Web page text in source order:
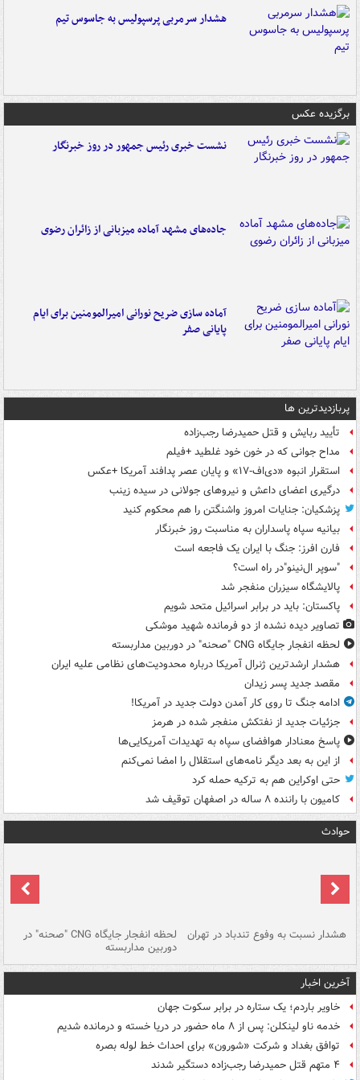
هشدار سرمربی پرسپولیس به جاسوس تیم
برگزیده عکس
نشست خبری رئیس جمهور در روز خبرنگار
جاده‌های مشهد آماده میزبانی از زائران رضوی
آماده سازی ضریح نورانی امیرالمومنین برای ایام
پایانی صفر
پربازدیدترین ها
تأیید ربایش و قتل حمیدرضا رجب‌زاده
مداح جوانی که در خون خود غلطید +فیلم
استقرار انبوه «دی‌اف‑۱۷» و پایان عصر پدافند آمریکا +عکس
درگیری اعضای داعش و نیروهای جولانی در سیده زینب
پزشکیان: جنایات امروز واشنگتن را هم محکوم کنید
بیانیه سپاه پاسداران به مناسبت روز خبرنگار
فارن افرز: جنگ با ایران یک فاجعه است
"سوپر ال‌نینو"در راه است؟
پالایشگاه سیزران منفجر شد
پاکستان: باید در برابر اسرائیل متحد شویم
تصاویر دیده‌ نشده از دو فرمانده شهید موشکی
لحظه انفجار جایگاه CNG "صحنه" در دوربین مداربسته
هشدار ارشدترین ژنرال آمریکا درباره محدودیت‌های نظامی علیه ایران
مقصد جدید پسر زیدان
ادامه جنگ تا روی کار آمدن دولت جدید در آمریکا!
جزئیات جدید از نفتکش منفجر شده در هرمز
پاسخ معنادار هوافضای سپاه به تهدیدات آمریکایی‌ها
از این به بعد دیگر نامه‌های استقلال را امضا نمی‌کنم
حتی اوکراین هم به ترکیه حمله کرد
کامیون با راننده ۸ ساله در اصفهان توقیف شد
حوادث
هشدار نسبت به وفوع تندباد در تهران لحظه انفجار جایگاه CNG "صحنه" در
دوربین مداربسته
آخرین اخبار
خاویر باردم؛ یک ستاره در برابر سکوت جهان
خدمه ناو لینکلن: پس از ۸ ماه حضور در دریا خسته و درمانده‌ شدیم
توافق بغداد و شرکت «شورون» برای احداث خط لوله بصره
۴ متهم قتل حمیدرضا رجب‌زاده دستگیر شدند